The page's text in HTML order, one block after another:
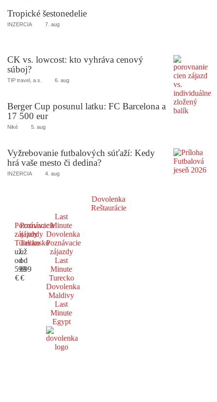
Tropické šestonedelie
INZERCIA 7. aug
CK vs. lowcost: kto vyhráva cenový
súboj?
TIP travel, a.s. 6. aug
Berger Cup posunul latku: FC Barcelona a
17 500 eur
Niké 5. aug
Vyžrebovanie futbalových súťaží: Kedy
hrá vaše mesto či dedina?
INZERCIA 4. aug
Dovolenka
Reštaurácie
Poznávacie
zájazdy
Turecko
už
od
599
€
Poznávacie
zájazdy
Taliansko
už
od
699
€
Last
Minute
Dovolenka
Poznávacie
zájazdy
Last
Minute
Turecko
Dovolenka
Maldivy
Last
Minute
Egypt